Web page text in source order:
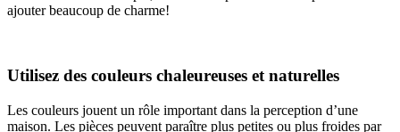
ajouter beaucoup de charme!
Utilisez des couleurs chaleureuses et naturelles
Les couleurs jouent un rôle important dans la perception d’une
maison. Les pièces peuvent paraître plus petites ou plus froides par